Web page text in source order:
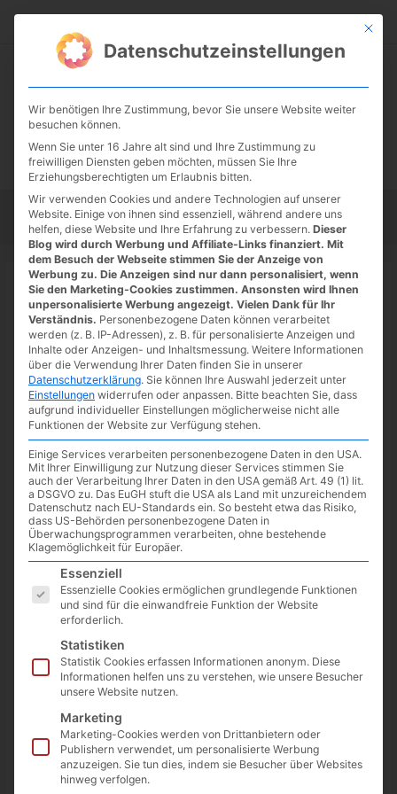
Startseite Tipps Tutorials Tests
Startseite»News
Kino: Pixar’s LIGHTYEAR Trailer und
Starttermin
31.05.2022/ VonSpoonie/Schreibe einen Kommentar
minute of reading
Der aus Toy Story bekannte Buzz Lightyear bekommt einen
eigenen Film spendiert –LIGHTYEAR. Der von
kommendeAnimationsfilmstartet ab dem 16. Juni in den
deutschen Kinos.
Sie sehen gerade einen Platzhalterinhalt
vonYouTube
Mit
Datenschutzeinstellungen
Wir benötigen Ihre Zustimmung, bevor Sie unsere Website weiter
besuchen können.
Wenn Sie unter 16 Jahre alt sind und Ihre Zustimmung zu
freiwilligen Diensten geben möchten, müssen Sie Ihre
Erziehungsberechtigten um Erlaubnis bitten.
Wir verwenden Cookies und andere Technologien auf unserer
Website. Einige von ihnen sind essenziell, während andere uns
helfen, diese Website und Ihre Erfahrung zu verbessern. Dieser
Blog wird durch Werbung und Affiliate-Links finanziert. Mit
dem Besuch der Webseite stimmen Sie der Anzeige von
Werbung zu. Die Anzeigen sind nur dann personalisiert, wenn
Sie den Marketing-Cookies zustimmen. Ansonsten wird Ihnen
unpersonalisierte Werbung angezeigt. Vielen Dank für Ihr
Verständnis. Personenbezogene Daten können verarbeitet
werden (z. B. IP-Adressen), z. B. für personalisierte Anzeigen und
Inhalte oder Anzeigen- und Inhaltsmessung. Weitere Informationen
über die Verwendung Ihrer Daten finden Sie in unserer
Datenschutzerklärung. Sie können Ihre Auswahl jederzeit unter
Einstellungen widerrufen oder anpassen. Bitte beachten Sie, dass
aufgrund individueller Einstellungen möglicherweise nicht alle
Funktionen der Website zur Verfügung stehen.
Einige Services verarbeiten personenbezogene Daten in den USA.
Mit Ihrer Einwilligung zur Nutzung dieser Services stimmen Sie
auch der Verarbeitung Ihrer Daten in den USA gemäß Art. 49 (1) lit.
a DSGVO zu. Das EuGH stuft die USA als Land mit unzureichendem
Datenschutz nach EU-Standards ein. So besteht etwa das Risiko,
dass US-Behörden personenbezogene Daten in
Überwachungsprogrammen verarbeiten, ohne bestehende
Klagemöglichkeit für Europäer.
Es folgt eine Liste der Service-Gruppen, für die eine
Essenziell
Essenzielle Cookies ermöglichen grundlegende Funktionen
und sind für die einwandfreie Funktion der Website
erforderlich.
Statistiken
Statistik Cookies erfassen Informationen anonym. Diese
Informationen helfen uns zu verstehen, wie unsere Besucher
unsere Website nutzen.
Marketing
Marketing-Cookies werden von Drittanbietern oder
Publishern verwendet, um personalisierte Werbung
anzuzeigen. Sie tun dies, indem sie Besucher über Websites
hinweg verfolgen.